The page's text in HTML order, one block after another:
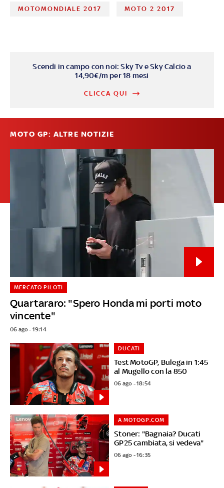
MOTOMONDIALE 2017 MOTO 2 2017
Scendi in campo con noi: Sky Tv e Sky Calcio a
14,90€/m per 18 mesi
CLICCA QUI
MOTO GP: ALTRE NOTIZIE
Quartararo: "Spero Honda mi porti moto
vincente"
MERCATO PILOTI
06 ago - 19:14
Test MotoGP, Bulega in 1:45
al Mugello con la 850
DUCATI
06 ago - 18:54
Stoner: "Bagnaia? Ducati
GP25 cambiata, si vedeva"
A MOTOGP.COM
06 ago - 16:35